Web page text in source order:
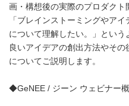
画・構想後の実際のプロダクト
「ブレインストーミングやア
について理解したい。」とい
良いアイデアの創出方法やそ
についてご説明します。
◆GeNEE / ジーン ウェビナー